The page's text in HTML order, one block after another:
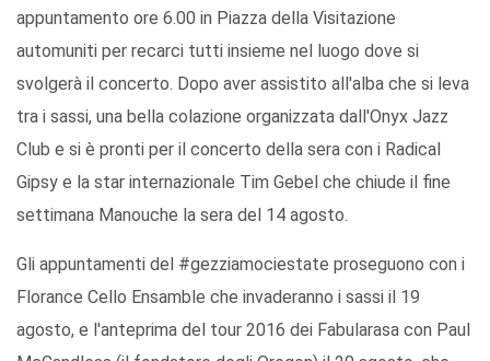
appuntamento ore 6.00 in Piazza della Visitazione
automuniti per recarci tutti insieme nel luogo dove si
svolgerà il concerto. Dopo aver assistito all'alba che si leva
tra i sassi, una bella colazione organizzata dall'Onyx Jazz
Club e si è pronti per il concerto della sera con i Radical
Gipsy e la star internazionale Tim Gebel che chiude il fine
settimana Manouche la sera del 14 agosto.
Gli appuntamenti del #gezziamociestate proseguono con i
Florance Cello Ensamble che invaderanno i sassi il 19
agosto, e l'anteprima del tour 2016 dei Fabularasa con Paul